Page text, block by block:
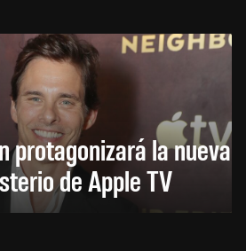
protagonizará la nueva
de Apple TV